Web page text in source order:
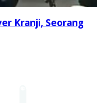
Kranji, Seorang